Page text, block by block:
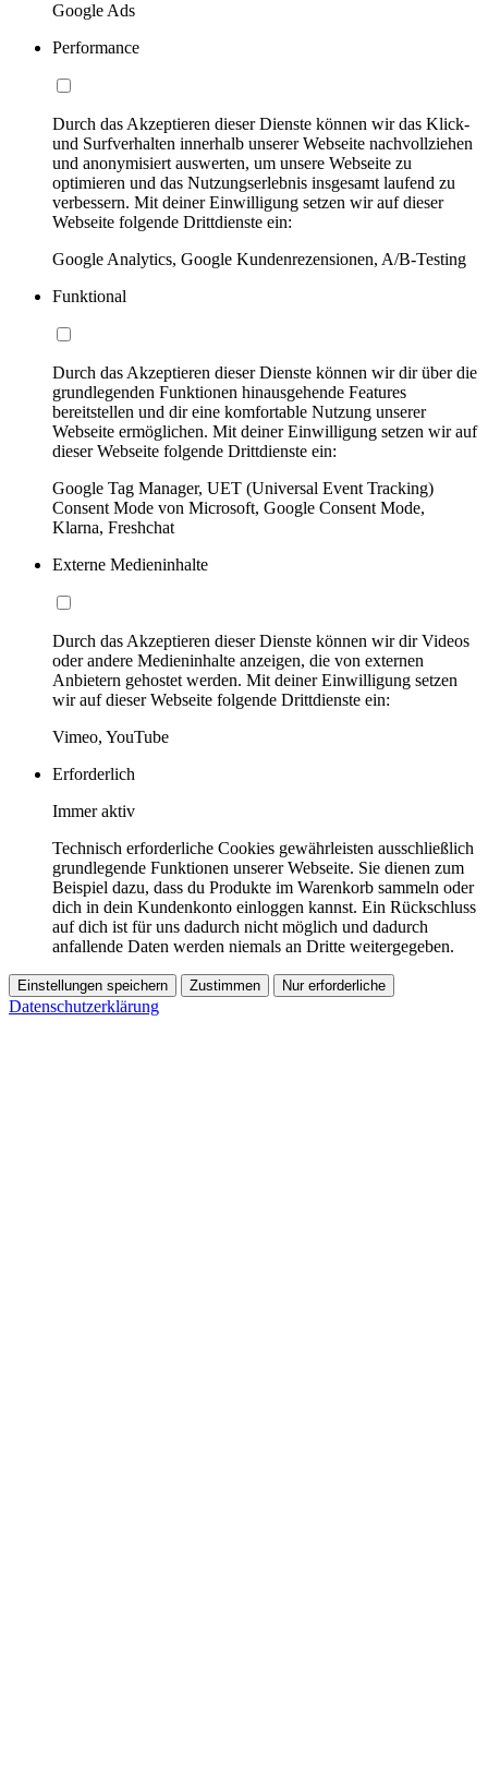
Google Ads
Performance
Durch das Akzeptieren dieser Dienste können wir das Klick-
und Surfverhalten innerhalb unserer Webseite nachvollziehen
und anonymisiert auswerten, um unsere Webseite zu
optimieren und das Nutzungserlebnis insgesamt laufend zu
verbessern. Mit deiner Einwilligung setzen wir auf dieser
Webseite folgende Drittdienste ein:
Google Analytics, Google Kundenrezensionen, A/B-Testing
Funktional
Durch das Akzeptieren dieser Dienste können wir dir über die
grundlegenden Funktionen hinausgehende Features
bereitstellen und dir eine komfortable Nutzung unserer
Webseite ermöglichen. Mit deiner Einwilligung setzen wir auf
dieser Webseite folgende Drittdienste ein:
Google Tag Manager, UET (Universal Event Tracking)
Consent Mode von Microsoft, Google Consent Mode,
Klarna, Freshchat
Externe Medieninhalte
Durch das Akzeptieren dieser Dienste können wir dir Videos
oder andere Medieninhalte anzeigen, die von externen
Anbietern gehostet werden. Mit deiner Einwilligung setzen
wir auf dieser Webseite folgende Drittdienste ein:
Vimeo, YouTube
Erforderlich
Immer aktiv
Technisch erforderliche Cookies gewährleisten ausschließlich
grundlegende Funktionen unserer Webseite. Sie dienen zum
Beispiel dazu, dass du Produkte im Warenkorb sammeln oder
dich in dein Kundenkonto einloggen kannst. Ein Rückschluss
auf dich ist für uns dadurch nicht möglich und dadurch
anfallende Daten werden niemals an Dritte weitergegeben.
Einstellungen speichern Zustimmen Nur erforderliche
Datenschutzerklärung